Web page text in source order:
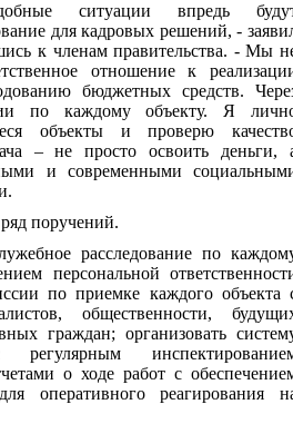
ситуации впредь
для кадровых решений, -
к членам правительства. - Мы
отношение к
бюджетных средств.
по каждому объекту. Я
объекты и проверю
– не просто освоить деньги,
и современными
поручений.
расследование по
персональной
по приемке каждого объекта
общественности,
граждан; организовать
о ходе работ с
оперативного реагирования